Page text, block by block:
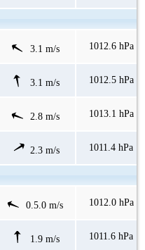
3.1 m/s 1012.6 hPa
3.1 m/s 1012.5 hPa
2.8 m/s 1013.1 hPa
2.3 m/s 1011.4 hPa
0.5.0 m/s 1012.0 hPa
1.9 m/s 1011.6 hPa